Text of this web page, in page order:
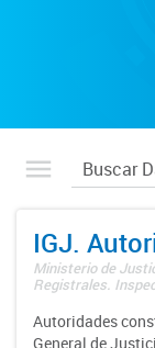
IGJ.
Ministerio de
Registrales.
Autoridades
General de